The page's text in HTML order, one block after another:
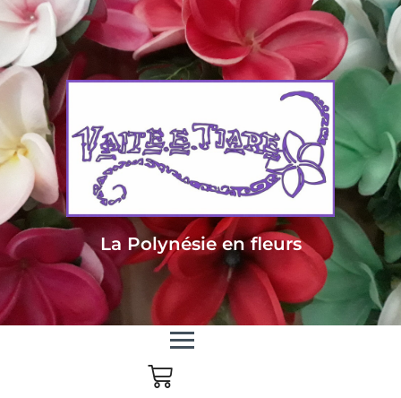
Livraison sous 24/48h en Métropole - Frais de livraison offert dès 85
euros d'achat en Métropole, dès 150 euros pour le reste du monde
La Polynésie en fleurs